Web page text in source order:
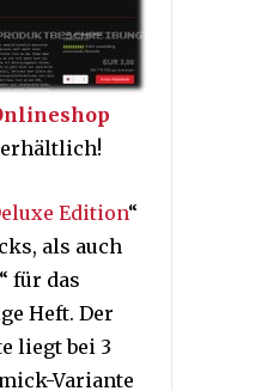
erhältlich!
Edition“
als auch
“ für das
Heft. Der
liegt bei 3
Variante